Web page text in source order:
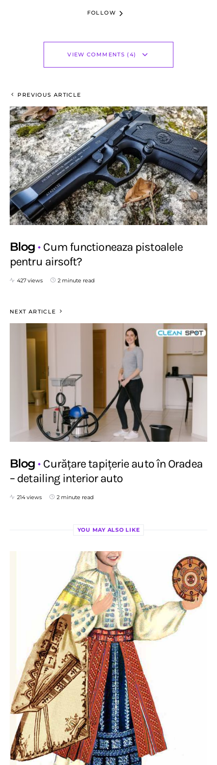
FOLLOW
VIEW COMMENTS (4)
PREVIOUS ARTICLE
Blog
Cum functioneaza pistoalele
pentru airsoft?
427 views 2 minute read
NEXT ARTICLE
Blog
Curățare tapițerie auto în Oradea
– detailing interior auto
214 views 2 minute read
YOU MAY ALSO LIKE